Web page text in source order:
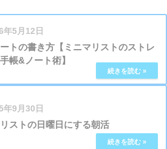
年5月12日
トの書き方【ミニマリストのストレ
帳&ノート術】
年9月30日
ストの日曜日にする朝活